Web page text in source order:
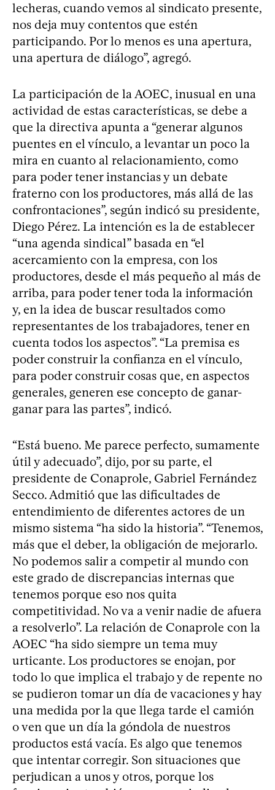
lecheras, cuando vemos al sindicato presente,
nos deja muy contentos que estén
participando. Por lo menos es una apertura,
una apertura de diálogo”, agregó.
La participación de la AOEC, inusual en una
actividad de estas características, se debe a
que la directiva apunta a “generar algunos
puentes en el vínculo, a levantar un poco la
mira en cuanto al relacionamiento, como
para poder tener instancias y un debate
fraterno con los productores, más allá de las
confrontaciones”, según indicó su presidente,
Diego Pérez. La intención es la de establecer
“una agenda sindical” basada en “el
acercamiento con la empresa, con los
productores, desde el más pequeño al más de
arriba, para poder tener toda la información
y, en la idea de buscar resultados como
representantes de los trabajadores, tener en
cuenta todos los aspectos”. “La premisa es
poder construir la confianza en el vínculo,
para poder construir cosas que, en aspectos
generales, generen ese concepto de ganar-
ganar para las partes”, indicó.
“Está bueno. Me parece perfecto, sumamente
útil y adecuado”, dijo, por su parte, el
presidente de Conaprole, Gabriel Fernández
Secco. Admitió que las dificultades de
entendimiento de diferentes actores de un
mismo sistema “ha sido la historia”. “Tenemos,
más que el deber, la obligación de mejorarlo.
No podemos salir a competir al mundo con
este grado de discrepancias internas que
tenemos porque eso nos quita
competitividad. No va a venir nadie de afuera
a resolverlo”. La relación de Conaprole con la
AOEC “ha sido siempre un tema muy
urticante. Los productores se enojan, por
todo lo que implica el trabajo y de repente no
se pudieron tomar un día de vacaciones y hay
una medida por la que llega tarde el camión
o ven que un día la góndola de nuestros
productos está vacía. Es algo que tenemos
que intentar corregir. Son situaciones que
perjudican a unos y otros, porque los